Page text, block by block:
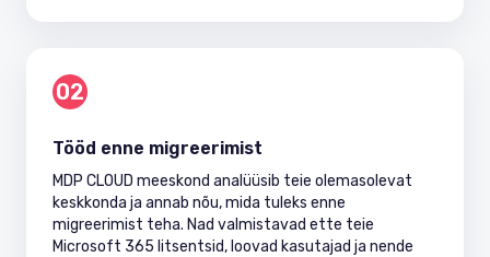
02
Tööd enne migreerimist
MDP CLOUD meeskond analüüsib teie olemasolevat
keskkonda ja annab nõu, mida tuleks enne
migreerimist teha. Nad valmistavad ette teie
Microsoft 365 litsentsid, loovad kasutajad ja nende